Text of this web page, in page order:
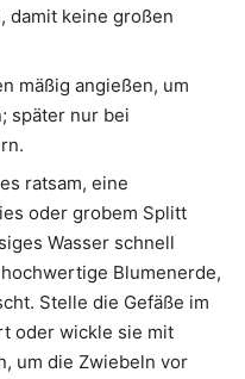
damit keine großen
mäßig angießen, um
später nur bei
ratsam, eine
oder grobem Splitt
Wasser schnell
Blumenerde,
Stelle die Gefäße im
oder wickle sie mit
um die Zwiebeln vor